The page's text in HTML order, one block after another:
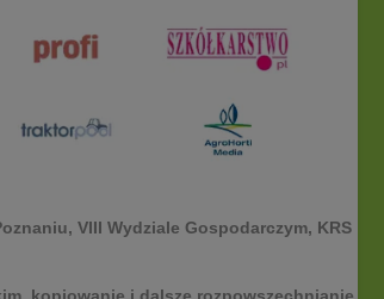
VIII Wydziale Gospodarczym, KRS